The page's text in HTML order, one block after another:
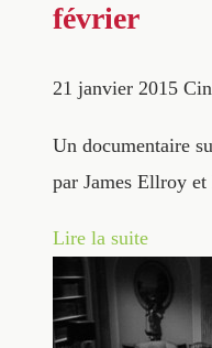
février
21 janvier 2015
Un documentaire
par James Ellroy
Lire la suite